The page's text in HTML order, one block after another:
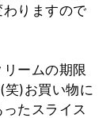
りますので
ームの期限
笑)お買い物に
たスライス